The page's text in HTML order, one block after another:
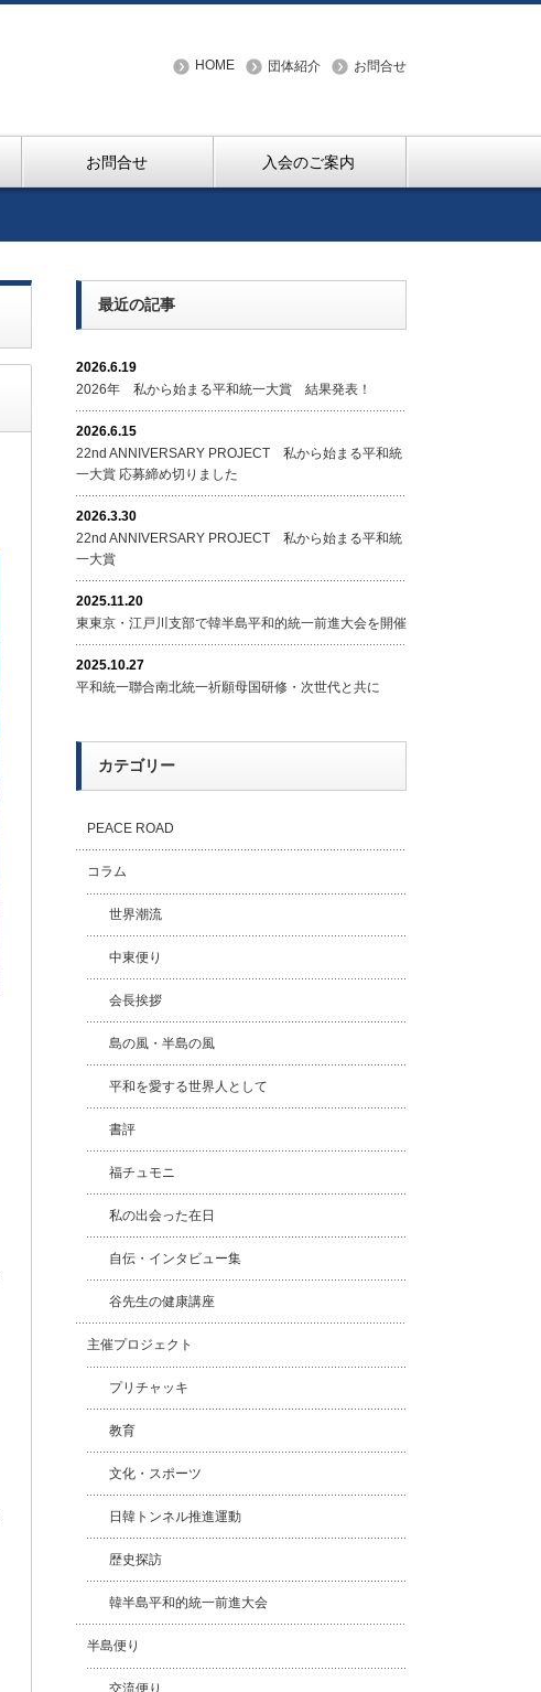
HOME 団体紹介 お問合せ
お問合せ 入会のご案内
最近の記事
2026.6.19
2026年 私から始まる平和統一大賞 結果発表！
2026.6.15
22nd ANNIVERSARY PROJECT 私から始まる平和統
一大賞 応募締め切りました
2026.3.30
22nd ANNIVERSARY PROJECT 私から始まる平和統
一大賞
2025.11.20
東東京・江戸川支部で韓半島平和的統一前進大会を開催
2025.10.27
平和統一聯合南北統一祈願母国研修・次世代と共に
カテゴリー
PEACE ROAD
コラム
世界潮流
中東便り
会長挨拶
島の風・半島の風
平和を愛する世界人として
書評
福チュモニ
私の出会った在日
自伝・インタビュー集
谷先生の健康講座
主催プロジェクト
プリチャッキ
教育
文化・スポーツ
日韓トンネル推進運動
歴史探訪
韓半島平和的統一前進大会
半島便り
交流便り